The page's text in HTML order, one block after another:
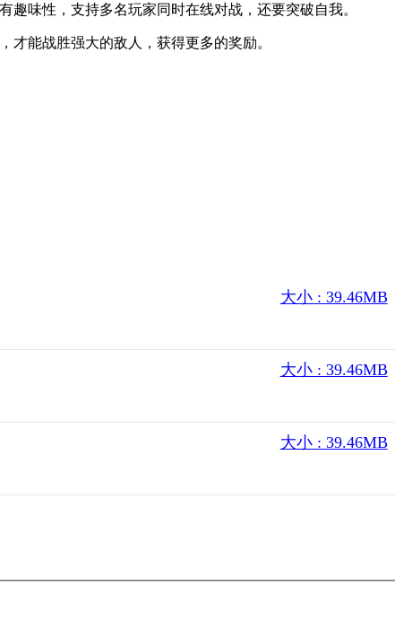
味性，支持多名玩家同时在线对战，还要突破自我。
才能战胜强大的敌人，获得更多的奖励。
大小 : 39.46MB
大小 : 39.46MB
大小 : 39.46MB